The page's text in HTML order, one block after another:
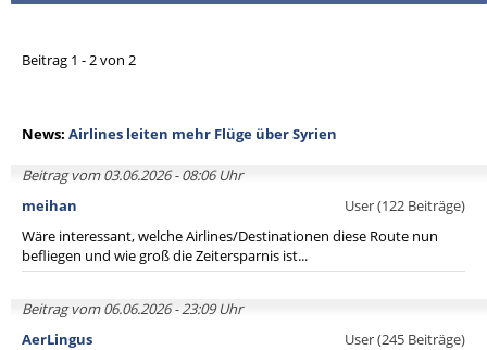
Beitrag 1 - 2 von 2
News: Airlines leiten mehr Flüge über Syrien
Beitrag vom 03.06.2026 - 08:06 Uhr
meihan
User (122 Beiträge)
Wäre interessant, welche Airlines/Destinationen diese Route nun
befliegen und wie groß die Zeitersparnis ist...
Beitrag vom 06.06.2026 - 23:09 Uhr
AerLingus
User (245 Beiträge)